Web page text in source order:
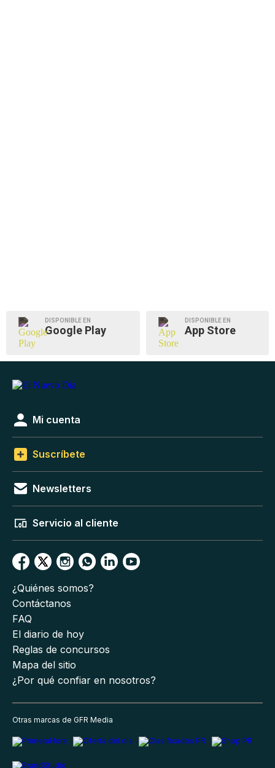
DISPONIBLE EN
Google Play
DISPONIBLE EN
App Store
Mi cuenta
Suscríbete
Newsletters
Servicio al cliente
¿Quiénes somos?
Contáctanos
FAQ
El diario de hoy
Reglas de concursos
Mapa del sitio
¿Por qué confiar en nosotros?
Otras marcas de GFR Media